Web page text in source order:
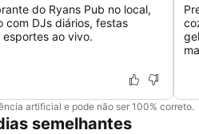
do Ryans Pub no local,
com DJs diários, festas
ao vivo.
artificial e pode não ser 100% correto.
semelhantes